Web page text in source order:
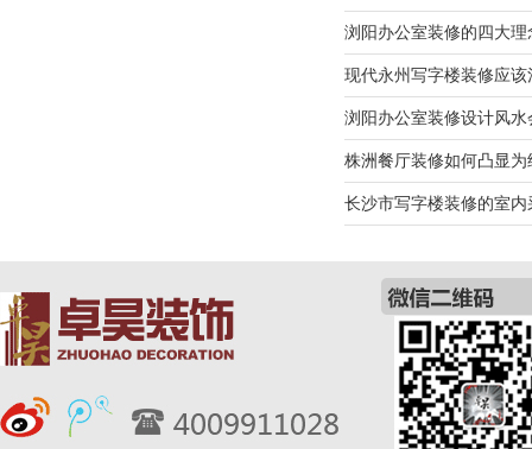
浏阳办公室装修的四大理
现代永州写字楼装修应该
浏阳办公室装修设计风水
株洲餐厅装修如何凸显为
长沙市写字楼装修的室内